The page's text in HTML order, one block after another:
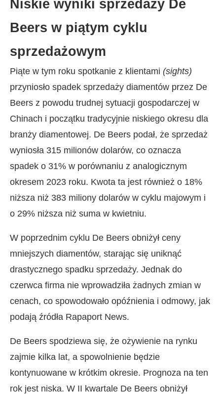
Niskie wyniki sprzedaży De
Beers w piątym cyklu
sprzedażowym
Piąte w tym roku spotkanie z klientami (sights)
przyniosło spadek sprzedaży diamentów przez De
Beers z powodu trudnej sytuacji gospodarczej w
Chinach i początku tradycyjnie niskiego okresu dla
branży diamentowej. De Beers podał, że sprzedaż
wyniosła 315 milionów dolarów, co oznacza
spadek o 31% w porównaniu z analogicznym
okresem 2023 roku. Kwota ta jest również o 18%
niższa niż 383 miliony dolarów w cyklu majowym i
o 29% niższa niż suma w kwietniu.
W poprzednim cyklu De Beers obniżył ceny
mniejszych diamentów, starając się uniknąć
drastycznego spadku sprzedaży. Jednak do
czerwca firma nie wprowadziła żadnych zmian w
cenach, co spowodowało opóźnienia i odmowy, jak
podają źródła Rapaport News.
De Beers spodziewa się, że ożywienie na rynku
zajmie kilka lat, a spowolnienie będzie
kontynuowane w krótkim okresie. Prognoza na ten
rok jest niska. W II kwartale De Beers obniżył